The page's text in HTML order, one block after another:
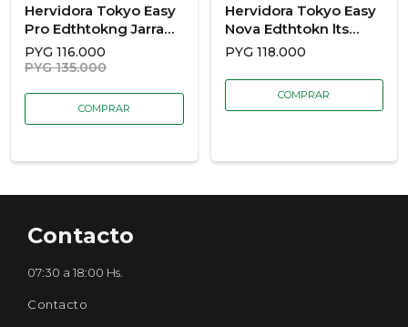
Hervidora Tokyo Easy
Pro Edthtokng Jarra
Acero Inox 1.7 lts
PYG 116.000
PYG 135.000
Hervidora Tokyo Easy
Nova Edthtokn lts
Jarra Plastica 1.7 lts
PYG 118.000
Contacto
07:30 a 18:00 Hs.
Contacto